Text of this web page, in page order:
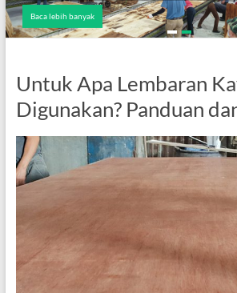
Baca lebih banyak
Untuk Apa Lembaran
Digunakan? Panduan